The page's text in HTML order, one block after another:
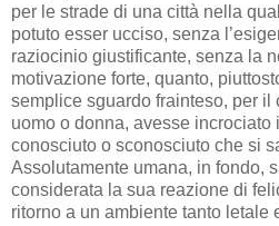
per le strade di una città nella
potuto esser ucciso, senza
raziocinio giustificante, senza la
motivazione forte, quanto,
semplice sguardo frainteso, per il
uomo o donna, avesse incrociato
conosciuto o sconosciuto che si
Assolutamente umana, in fondo,
considerata la sua reazione di
ritorno a un ambiente tanto letale